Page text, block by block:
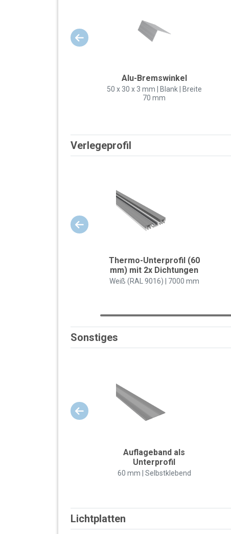
Alu-Bremswinkel
50 x 30 x 3 mm | Blank | Breite
70 mm
Verlegeprofil
Thermo-Unterprofil (60
mm) mit 2x Dichtungen
Weiß (RAL 9016) | 7000 mm
Sonstiges
Auflageband als
Unterprofil
60 mm | Selbstklebend
Lichtplatten